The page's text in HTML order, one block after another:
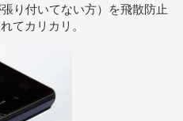
り付いてない方）を飛散防止
てカリカリ。